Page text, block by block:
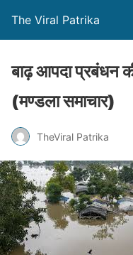
The Viral Patrika
बाढ़ आपदा प्रबंधन
(मण्‍डला समाचार)
TheViral Patrika